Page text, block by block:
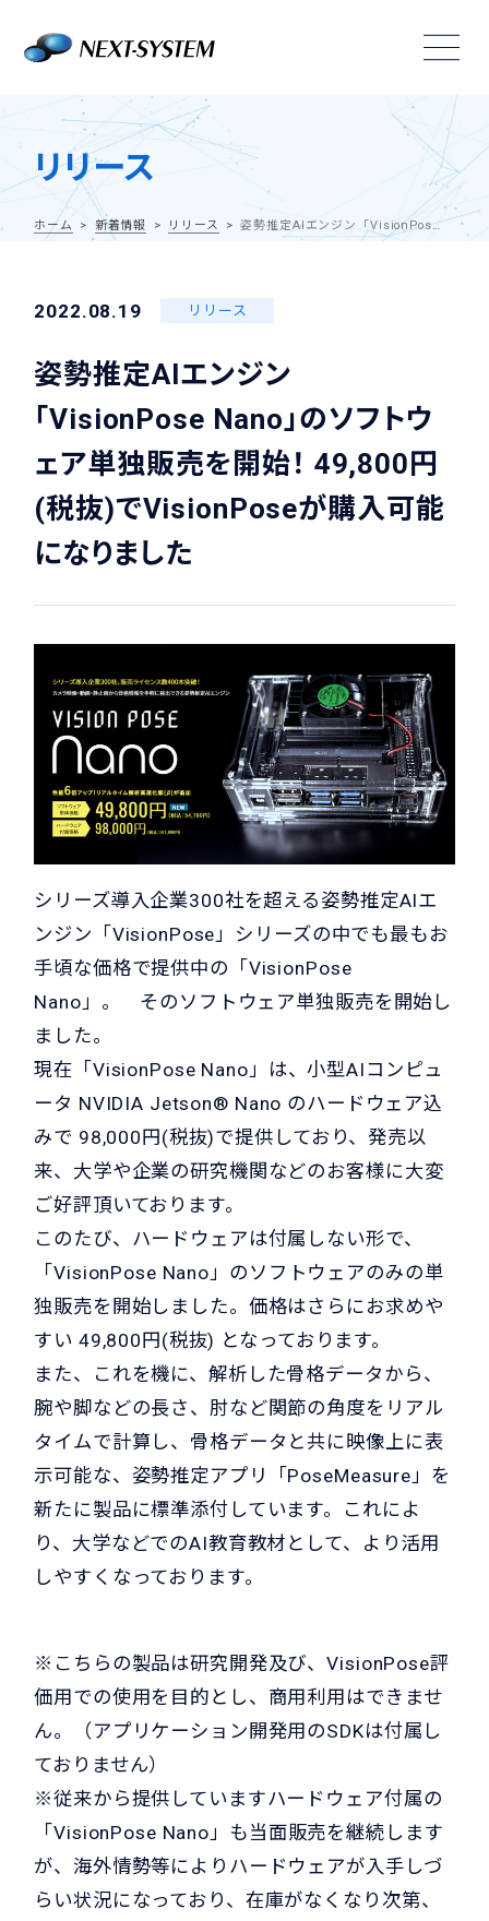
リリース
ホーム 新着情報 リリース 姿勢推定AIエンジン「VisionPose Nano」のソフトウェア単独販売を開始！ 49,800円(税抜)でVisionPoseが購入可能になりました
2022.08.19 リリース
姿勢推定AIエンジン
「VisionPose Nano」のソフトウ
ェア単独販売を開始！ 49,800円
(税抜)でVisionPoseが購入可能
になりました
シリーズ導入企業300社を超える姿勢推定AIエ
ンジン「VisionPose」シリーズの中でも最もお
手頃な価格で提供中の「VisionPose
Nano」。 そのソフトウェア単独販売を開始し
ました。
現在「VisionPose Nano」は、小型AIコンピュ
ータ NVIDIA Jetson® Nano のハードウェア込
みで 98,000円(税抜)で提供しており、発売以
来、大学や企業の研究機関などのお客様に大変
ご好評頂いております。
このたび、ハードウェアは付属しない形で、
「VisionPose Nano」のソフトウェアのみの単
独販売を開始しました。価格はさらにお求めや
すい 49,800円(税抜) となっております。
また、これを機に、解析した骨格データから、
腕や脚などの長さ、肘など関節の角度をリアル
タイムで計算し、骨格データと共に映像上に表
示可能な、姿勢推定アプリ「PoseMeasure」を
新たに製品に標準添付しています。これによ
り、大学などでのAI教育教材として、より活用
しやすくなっております。
※こちらの製品は研究開発及び、VisionPose評
価用での使用を目的とし、商用利用はできませ
ん。（アプリケーション開発用のSDKは付属し
ておりません）
※従来から提供していますハードウェア付属の
「VisionPose Nano」も当面販売を継続します
が、海外情勢等によりハードウェアが入手しづ
らい状況になっており、在庫がなくなり次第、